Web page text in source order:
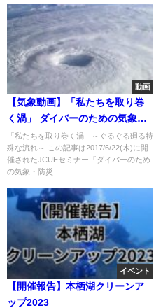
動画
【気象動画】「私たちを取り巻
く渦」 ダイバーのための気象・
防災講座 No.3
「私たちを取り巻く渦」～ぐるぐる廻る特
殊な流れ～ この記事は2017/6/22(木)に開
催されたJCUEセミナー『ダイバーのため
の気象・防災...
イベント
【開催報告】本栖湖クリーンア
ップ2023